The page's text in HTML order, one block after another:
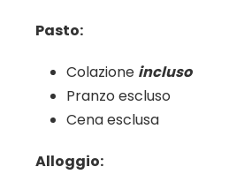
Pasto:
Colazione incluso
Pranzo escluso
Cena esclusa
Alloggio: